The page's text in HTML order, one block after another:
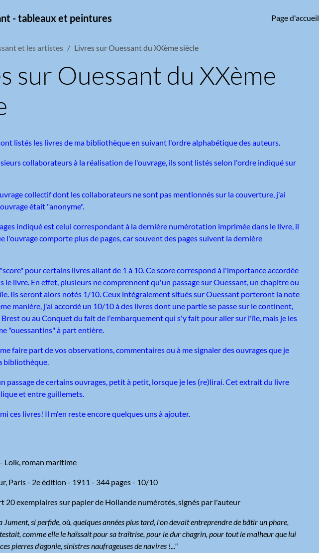
- tableaux et peintures Page d'accueil
et les artistes Livres sur Ouessant du XXème siècle
sur Ouessant du XXème
listés les livres de ma bibliothèque en suivant l'ordre alphabétique des auteurs.
collaborateurs à la réalisation de l'ouvrage, ils sont listés selon l'ordre indiqué sur
collectif dont les collaborateurs ne sont pas mentionnés sur la couverture, j'ai
était "anonyme".
indiqué est celui correspondant à la dernière numérotation imprimée dans le livre, il
l'ouvrage comporte plus de pages, car souvent des pages suivent la dernière
pour certains livres allant de 1 à 10. Ce score correspond à l'importance accordée
le livre. En effet, plusieurs ne comprennent qu'un passage sur Ouessant, un chapitre ou
Ils seront alors notés 1/10. Ceux intégralement situés sur Ouessant porteront la note
manière, j'ai accordé un 10/10 à des livres dont une partie se passe sur le continent,
ou au Conquet du fait de l'embarquement qui s'y fait pour aller sur l'île, mais je les
"ouessantins" à part entière.
faire part de vos observations, commentaires ou à me signaler des ouvrages que je
bibliothèque.
passage de certains ouvrages, petit à petit, lorsque je les (re)lirai. Cet extrait du livre
et entre guillemets.
ces livres! Il m'en reste encore quelques uns à ajouter.
- Loik, roman maritime
Paris - 2e édition - 1911 - 344 pages - 10/10
20 exemplaires sur papier de Hollande numérotés, signés par l'auteur
Jument, si perfide, où, quelques années plus tard, l'on devait entreprendre de bâtir un phare,
comme elle le haïssait pour sa traîtrise, pour le dur chagrin, pour tout le malheur que lui
pierres d'agonie, sinistres naufrageuses de navires !..."